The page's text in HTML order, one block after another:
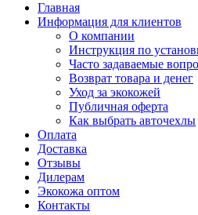
Главная
Информация для клиентов
О компании
Инструкция по
Часто задаваемые
Возврат товара и денег
Уход за экокожей
Публичная оферта
Как выбрать авточехлы
Оплата
Доставка
Отзывы
Дилерам
Экокожа оптом
Контакты